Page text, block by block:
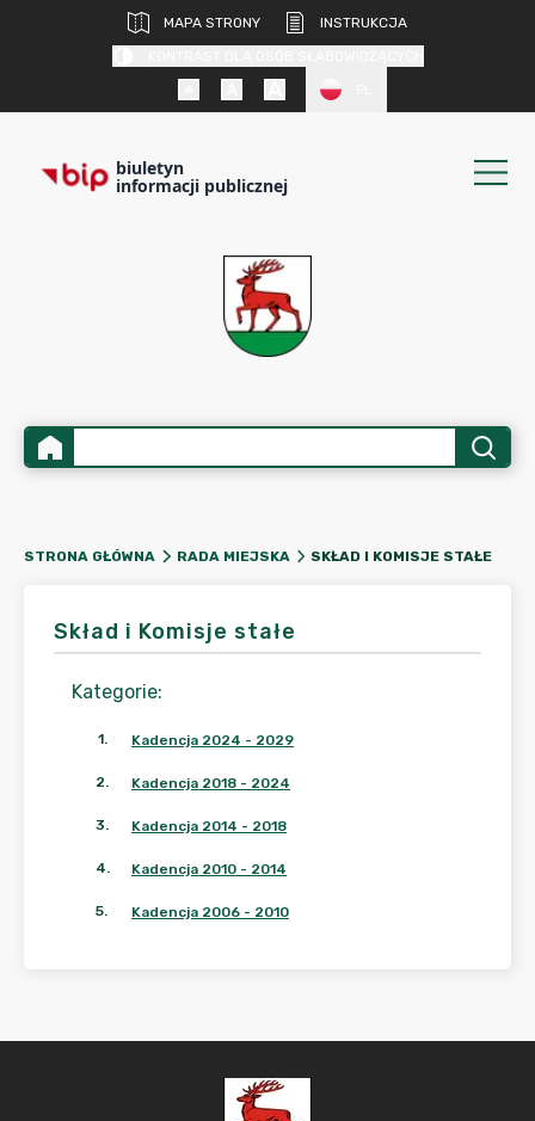
MAPA STRONY
INSTRUKCJA
biuletyn
informacji publicznej
STRONA GŁÓWNA RADA MIEJSKA SKŁAD I KOMISJE STAŁE
Skład i Komisje stałe
Kategorie:
1. Kadencja 2024 - 2029
2. Kadencja 2018 - 2024
3. Kadencja 2014 - 2018
4. Kadencja 2010 - 2014
5. Kadencja 2006 - 2010